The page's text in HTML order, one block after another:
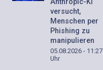
Anthropic-KI
versucht,
Menschen per
Phishing zu
manipulieren
05.08.2026 - 11:27
Uhr